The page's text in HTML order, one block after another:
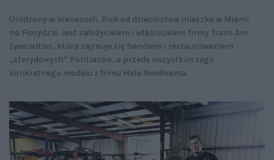
Urodzony w Wenezueli, Rick od dzieciństwa mieszka w Miami
na Florydzie. Jest założycielem i właścicielem firmy Trans Am
Specialties, która zajmuje się handlem i restaurowaniem
„sterydowych” Pontiaców, a przede wszystkim tego
konkretnego modelu z filmu Hala Needhama.